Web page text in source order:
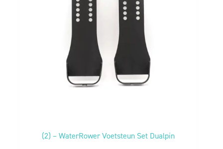
(2) – WaterRower Voetsteun Set Dualpin